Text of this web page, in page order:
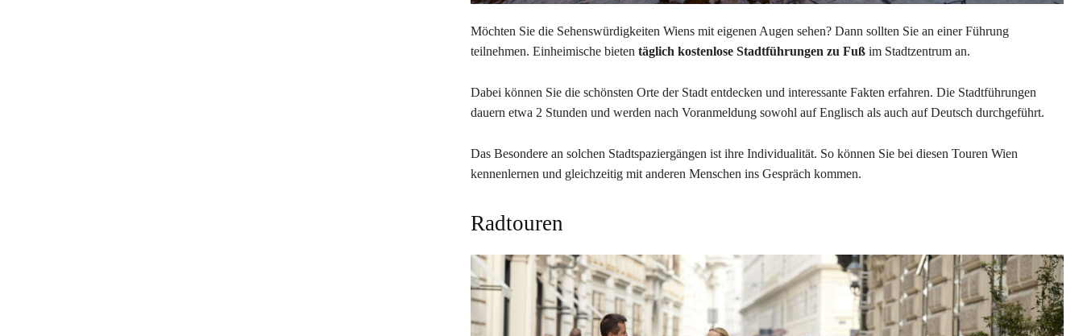
Möchten Sie die Sehenswürdigkeiten Wiens mit eigenen Augen sehen? Dann sollten Sie an einer Führung
teilnehmen. Einheimische bieten täglich kostenlose Stadtführungen zu Fuß im Stadtzentrum an.
Dabei können Sie die schönsten Orte der Stadt entdecken und interessante Fakten erfahren. Die Stadtführungen
dauern etwa 2 Stunden und werden nach Voranmeldung sowohl auf Englisch als auch auf Deutsch durchgeführt.
Das Besondere an solchen Stadtspaziergängen ist ihre Individualität. So können Sie bei diesen Touren Wien
kennenlernen und gleichzeitig mit anderen Menschen ins Gespräch kommen.
Radtouren